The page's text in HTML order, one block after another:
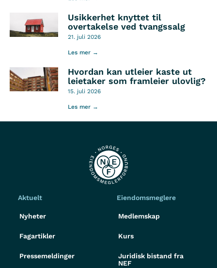
Usikkerhet knyttet til
overtakelse ved tvangssalg
21. juli 2026
Les mer →
Hvordan kan utleier kaste ut
leietaker som framleier ulovlig?
15. juli 2026
Les mer →
Aktuelt
Nyheter
Fagartikler
Pressemeldinger
Eiendomsmeglere
Medlemskap
Kurs
Juridisk bistand fra
NEF